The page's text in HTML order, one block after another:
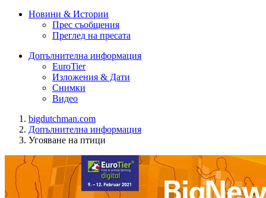
Новини & Истории
Прес съобщения
Преглед на пресата
Допълнителна информация
EuroTier
Изложения & Дати
Снимки
Видео
bigdutchman.com
Допълнителна информация
Угояване на птици